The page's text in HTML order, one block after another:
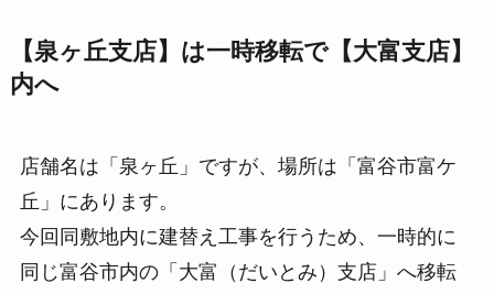
【泉ヶ丘支店】は一時移転で【大富支店】
内へ
店舗名は「泉ヶ丘」ですが、場所は「富谷市富ケ
丘」にあります。
今回同敷地内に建替え工事を行うため、一時的に
同じ富谷市内の「大富（だいとみ）支店」へ移転